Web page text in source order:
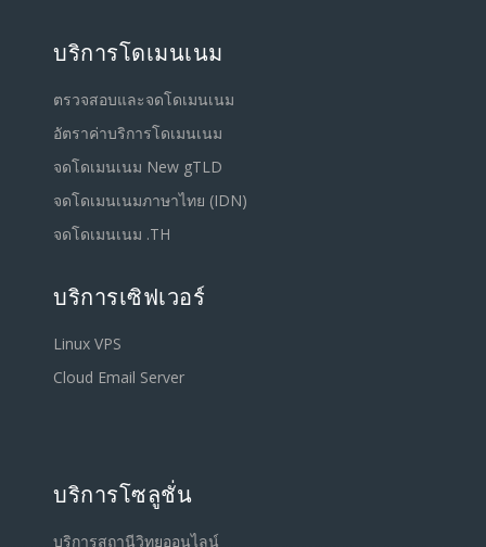
บริการโดเมนเนม
ตรวจสอบและจดโดเมนเนม
อัตราค่าบริการโดเมนเนม
จดโดเมนเนม New gTLD
จดโดเมนเนมภาษาไทย (IDN)
จดโดเมนเนม .TH
บริการเซิฟเวอร์
Linux VPS
Cloud Email Server
บริการโซลูชั่น
บริการสถานีวิทยุออนไลน์